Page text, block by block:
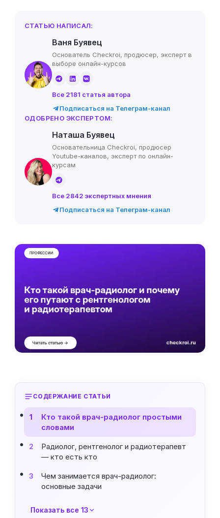
СТАТЬЮ НАПИСАЛ:
Ваня Буявец
Основатель Checkroi, продюсер, эксперт в
выборе онлайн-курсов
Все 2181 статья автора
Подписаться на Телеграм-канал
ОДОБРЕНО ЭКСПЕРТОМ:
Наташа Буявец
Основательница Checkroi, продюсер
Youtube-каналов, эксперт по онлайн-
курсам
Все 2842 экспертных мнения
Подписаться на Телеграм-канал
СОДЕРЖАНИЕ СТАТЬИ
1
Кто такой врач-радиолог простыми
словами
2
Радиолог, рентгенолог и радиотерапевт
— кто есть кто
3
Чем занимается врач-радиолог:
основные задачи
Показать все 13